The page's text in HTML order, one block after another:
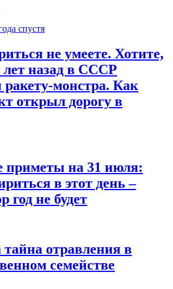
спустя
не умеете. Хотите,
лет назад в СССР
монстра. Как
открыл дорогу в
приметы на 31 июля:
в этот день –
год не будет
отравления в
семействе